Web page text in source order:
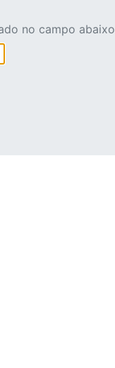
no campo abaixo